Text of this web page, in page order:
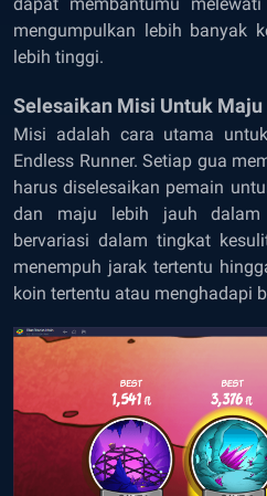
mengumpulkan lebih banyak
lebih tinggi.
Selesaikan Misi Untuk Maju
Misi adalah cara utama
Endless Runner. Setiap gua
harus diselesaikan pemain
dan maju lebih jauh dalam
bervariasi dalam tingkat
menempuh jarak tertentu
koin tertentu atau menghadapi